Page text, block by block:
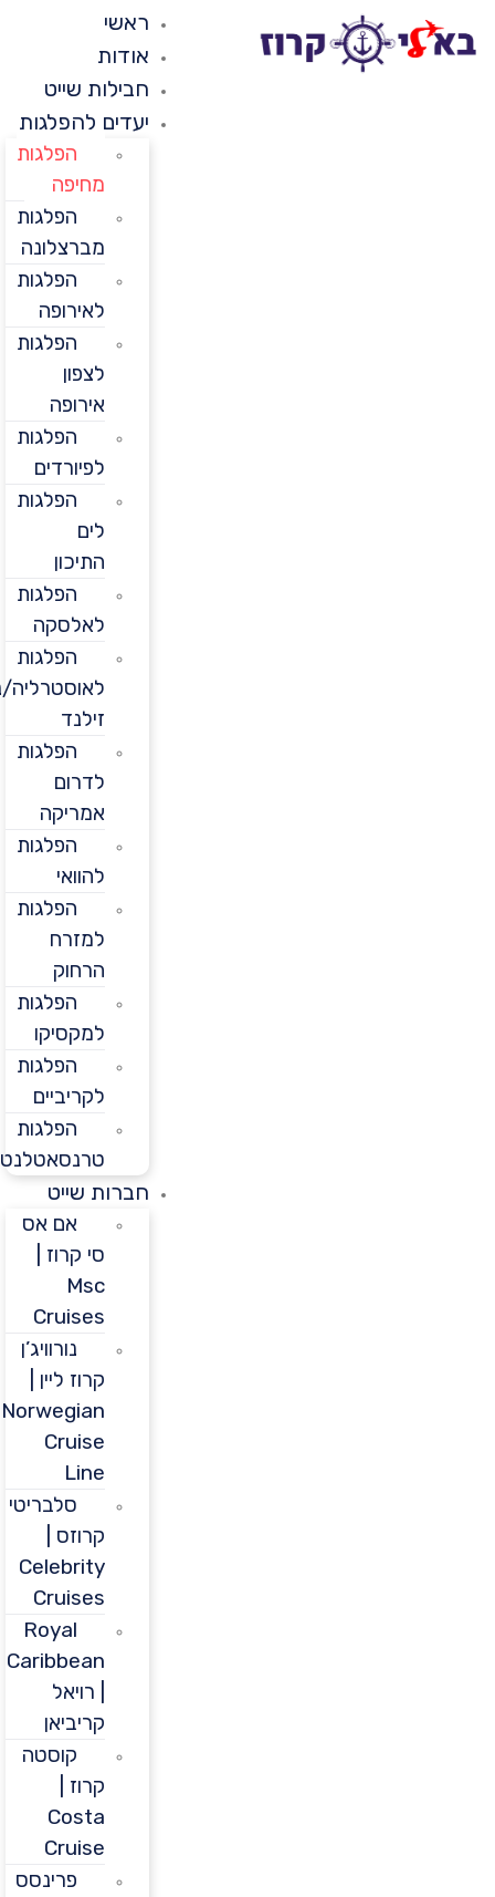
ראשי
אודות
חבילות שייט
יעדים להפלגות
הפלגות
מחיפה
הפלגות
מברצלונה
הפלגות
לאירופה
הפלגות
אירופה
הפלגות
לפיורדים
הפלגות
התיכון
הפלגות
לאלסקה
הפלגות
לאוסטרליה/ניו
הפלגות
לדרום
אמריקה
הפלגות
הפלגות
למזרח
הרחוק
הפלגות
למקסיקו
הפלגות
לקריביים
הפלגות
טרנסאטלנטיות
חברות שייט
אם אס
סי קרוז |
Cruises
נורוויג’ן
קרוז ליין |
Norwegian
Cruise
סלבריטי
קרוזס |
Celebrity
Cruises
Royal
Caribbean
קריביאן
קוסטה
Costa
Cruise
פרינסס